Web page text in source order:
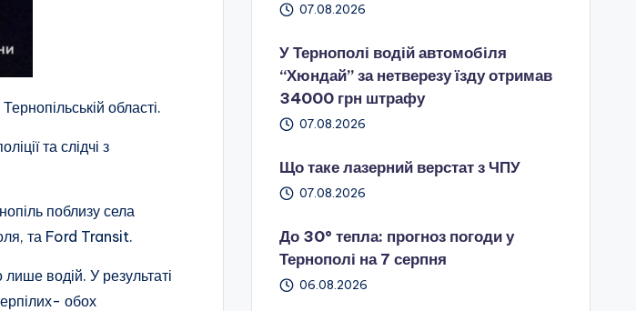
області.
та слідчі з
поблизу села
та Ford Transit.
водій. У результаті
обох
07.08.2026
У Тернополі водій автомобіля
“Хюндай” за нетверезу їзду отримав
34000 грн штрафу
07.08.2026
Що таке лазерний верстат з ЧПУ
07.08.2026
До 30° тепла: прогноз погоди у
Тернополі на 7 серпня
06.08.2026